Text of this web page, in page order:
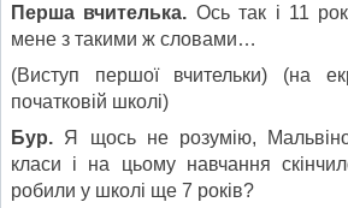
Перша вчителька. Ось так і 11
мене з такими ж словами…
(Виступ першої вчительки) (на
початковій школі)
Бур. Я щось не розумію,
класи і на цьому навчання
робили у школі ще 7 років?